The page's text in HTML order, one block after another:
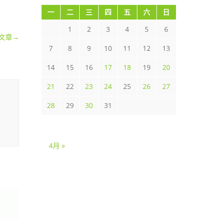
章→
一 二 三 四 五 六
日
1
2 3 4 5 6
7 8 9 10 11 12 13
14 15 16 17 18 19 20
21 22 23 24 25 26 27
28 29 30 31
4月 »